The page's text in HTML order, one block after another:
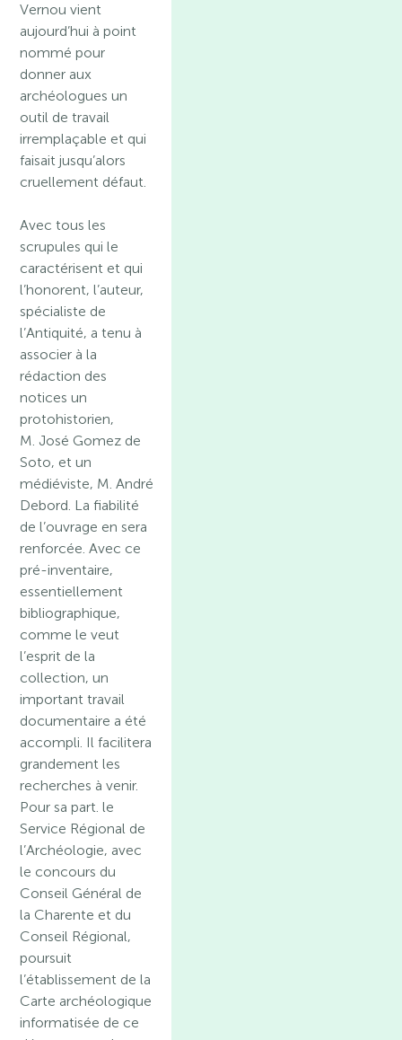
Vernou vient
aujourd’hui à point
nommé pour
donner aux
archéologues un
outil de travail
irremplaçable et qui
faisait jusqu’alors
cruellement défaut.
Avec tous les
scrupules qui le
caractérisent et qui
l’honorent, l’auteur,
spécialiste de
l’Antiquité, a tenu à
associer à la
rédaction des
notices un
protohistorien,
M. José Gomez de
Soto, et un
médiéviste, M. André
Debord. La fiabilité
de l’ouvrage en sera
renforcée. Avec ce
pré-inventaire,
essentiellement
bibliographique,
comme le veut
l’esprit de la
collection, un
important travail
documentaire a été
accompli. Il facilitera
grandement les
recherches à venir.
Pour sa part. le
Service Régional de
l’Archéologie, avec
le concours du
Conseil Général de
la Charente et du
Conseil Régional,
poursuit
l’établissement de la
Carte archéologique
informatisée de ce